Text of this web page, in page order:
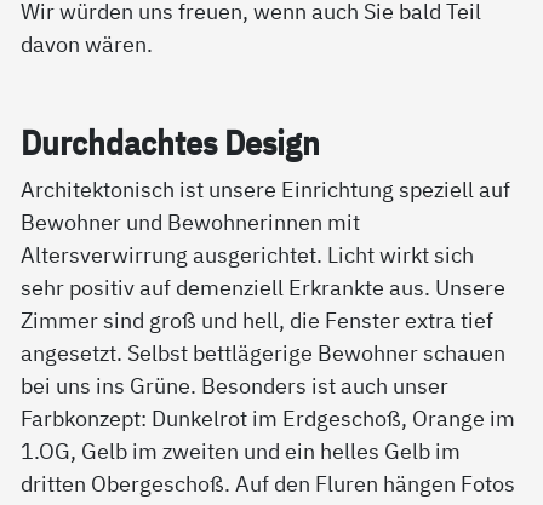
Wir würden uns freuen, wenn auch Sie bald Teil
davon wären.
Durch­dach­tes De­sign
Architektonisch ist unsere Einrichtung speziell auf
Bewohner und Bewohnerinnen mit
Altersverwirrung ausgerichtet. Licht wirkt sich
sehr positiv auf demenziell Erkrankte aus. Unsere
Zimmer sind groß und hell, die Fenster extra tief
angesetzt. Selbst bettlägerige Bewohner schauen
bei uns ins Grüne. Besonders ist auch unser
Farbkonzept: Dunkelrot im Erdgeschoß, Orange im
1.OG, Gelb im zweiten und ein helles Gelb im
dritten Obergeschoß. Auf den Fluren hängen Fotos